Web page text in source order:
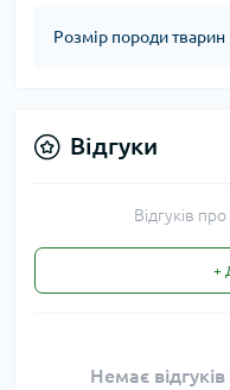
Розмір породи тварин
Відгуки
Відгуків
+
Немає